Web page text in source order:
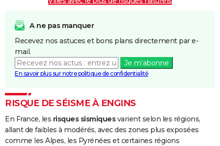
A ne pas manquer
Recevez nos astuces et bons plans directement par e-
mail.
Je m'abonne
En savoir plus sur notre politique de confidentialité
RISQUE DE SÉISME À ENGINS
En France, les risques sismiquesvarient selon les régions,
allant de faibles à modérés, avec des zones plus exposées
comme les Alpes, les Pyrénées et certaines régions